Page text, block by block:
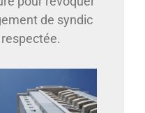
de syndic